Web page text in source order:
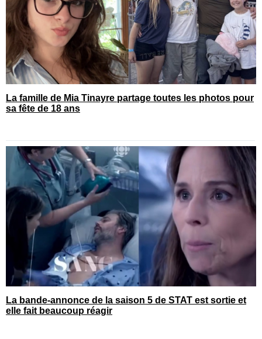
La famille de Mia Tinayre partage toutes les photos pour
sa fête de 18 ans
La bande-annonce de la saison 5 de STAT est sortie et
elle fait beaucoup réagir